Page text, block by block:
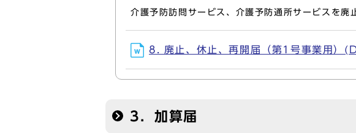
介護予防訪問サービス、介護予防通所サービスを
8. 廃止、休止、再開届（第1号事業用
3．加算届